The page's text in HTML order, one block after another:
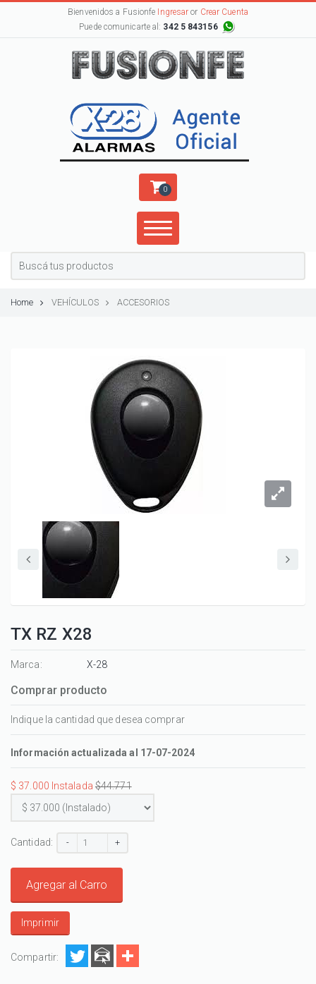
Bienvenidos a Fusionfe Ingresar or Crear Cuenta
Puede comunicarte al: 342 5 843156
0
Home VEHÍCULOS ACCESORIOS
TX RZ X28
Marca: X-28
Comprar producto
Indique la cantidad que desea comprar
Información actualizada al 17-07-2024
$ 37.000 Instalada $44.771
Cantidad: - +
Agregar al Carro
Imprimir
Compartir: